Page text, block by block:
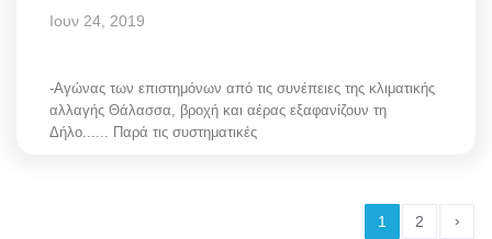
Ιουν 24, 2019
-Αγώνας των επιστημόνων από τις συνέπειες της κλιματικής
αλλαγής Θάλασσα, βροχή και αέρας εξαφανίζουν τη
Δήλο...... Παρά τις συστηματικές
1 2 ›